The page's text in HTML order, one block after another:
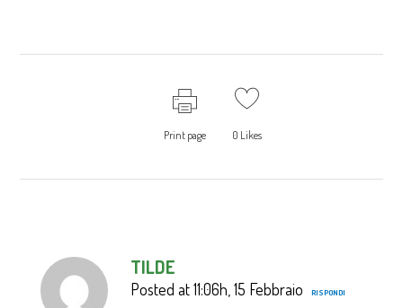
Print page 0 Likes
TILDE
Posted at 11:06h, 15 Febbraio RISPONDI